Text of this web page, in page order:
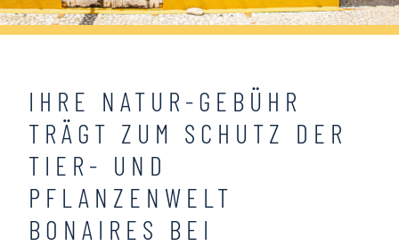
IHRE NATUR-GEBÜHR
TRÄGT ZUM SCHUTZ DER
TIER- UND
PFLANZENWELT
BONAIRES BEI